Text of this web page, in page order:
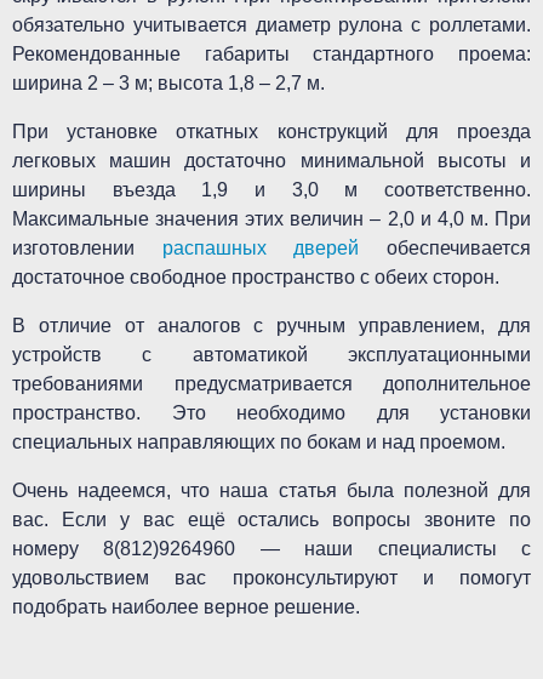
обязательно учитывается диаметр рулона с роллетами.
Рекомендованные габариты стандартного проема:
ширина 2 – 3 м; высота 1,8 – 2,7 м.
При установке откатных конструкций для проезда
легковых машин достаточно минимальной высоты и
ширины въезда 1,9 и 3,0 м соответственно.
Максимальные значения этих величин – 2,0 и 4,0 м. При
изготовлении распашных дверей обеспечивается
достаточное свободное пространство с обеих сторон.
В отличие от аналогов с ручным управлением, для
устройств с автоматикой эксплуатационными
требованиями предусматривается дополнительное
пространство. Это необходимо для установки
специальных направляющих по бокам и над проемом.
Очень надеемся, что наша статья была полезной для
вас. Если у вас ещё остались вопросы звоните по
номеру 8(812)9264960 — наши специалисты с
удовольствием вас проконсультируют и помогут
подобрать наиболее верное решение.